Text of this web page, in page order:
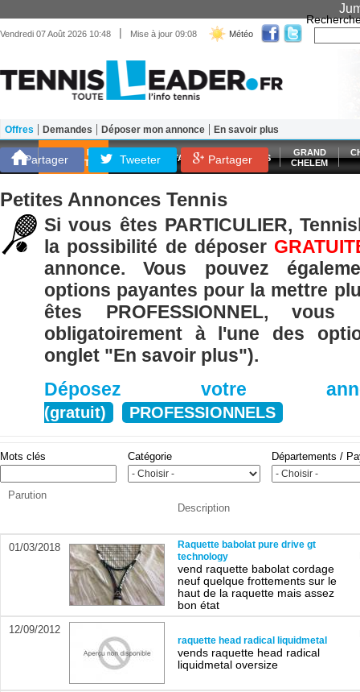
Vendredi 07 Août 2026 10:48 | Mise à jour 09:08 Météo
Matériel Entraînement
SCORES EN
DIRECT
ATP WTA LES FRANÇAIS
GRAND
CHELEM
Offres Demandes Déposer mon annonce En savoir plus
Partager Tweeter Partager
Petites Annonces Tennis
Si vous êtes PARTICULIER,
la possibilité de déposer
annonce. Vous pouvez
options payantes pour la mettre
êtes PROFESSIONNEL, vous
obligatoirement à l'une des
onglet "En savoir plus").
Déposez votre
(gratuit) PROFESSIONNELS
Mots clés Catégorie Départements /
Parution
Description
01/03/2018
Raquette babolat pure drive gt
technology
vend raquette babolat cordage
neuf quelque frottements sur le
haut de la raquette mais assez
bon état
12/09/2012
raquette head radical liquidmetal
vends raquette head radical
liquidmetal oversize